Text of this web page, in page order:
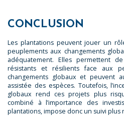
CONCLUSION
Les plantations peuvent jouer un
peuplements aux changements
adéquatement. Elles permettent
résistants et résilients face aux
changements globaux et peuvent
assistée des espèces. Toutefois,
globaux rend ces projets plus
combiné à l’importance des
plantations, impose donc un suivi plus